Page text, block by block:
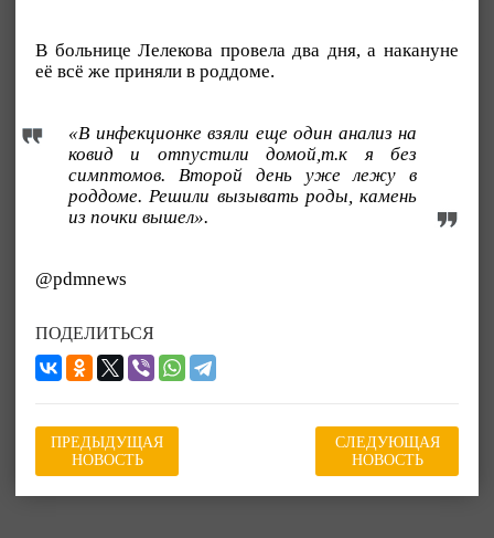
В больнице Лелекова провела два дня, а накануне
её всё же приняли в роддоме.
«В инфекционке взяли еще один анализ на
ковид и отпустили домой,т.к я без
симптомов. Второй день уже лежу в
роддоме. Решили вызывать роды, камень
из почки вышел».
@pdmnews
ПОДЕЛИТЬСЯ
ПРЕДЫДУЩАЯ
НОВОСТЬ
СЛЕДУЮЩАЯ
НОВОСТЬ